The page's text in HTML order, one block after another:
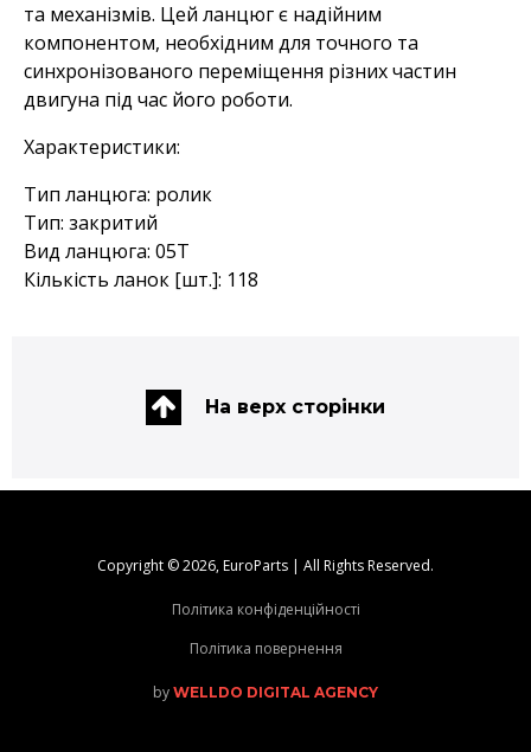
та механізмів. Цей ланцюг є надійним
компонентом, необхідним для точного та
синхронізованого переміщення різних частин
двигуна під час його роботи.
Характеристики:
Тип ланцюга: ролик
Тип: закритий
Вид ланцюга: 05T
Кількість ланок [шт.]: 118
На верх сторінки
Copyright © 2026, EuroParts | All Rights Reserved.
Політика конфіденційності
Політика повернення
by WELLDO DIGITAL AGENCY